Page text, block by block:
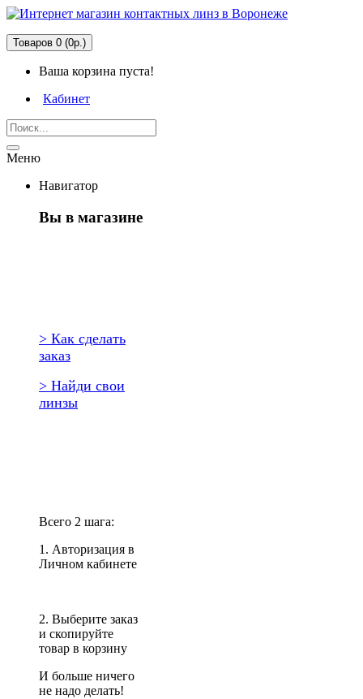
Товаров 0 (0р.)
Ваша корзина пуста!
Кабинет
Меню
Навигатор
Вы в магазине
> Как сделать
заказ
> Найди свои
линзы
Всего 2 шага:
1. Авторизация в
Личном кабинете
2. Выберите заказ
и скопируйте
товар в корзину
И больше ничего
не надо делать!